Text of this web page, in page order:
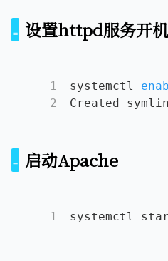
设置httpd服务开
1
2
systemctl
Created
启动Apache
1 systemctl